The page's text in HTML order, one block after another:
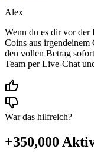
Alex
Wenn du es dir vor der
Coins aus
den vollen Betrag
Team per Live-Chat
War das hilfreich?
+350,000